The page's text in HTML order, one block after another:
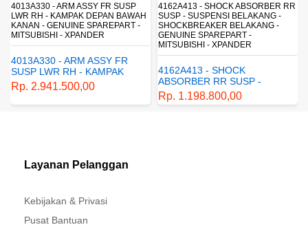
4013A330 - ARM ASSY FR SUSP
LWR RH - KAMPAK DEPAN BAWAH
KANAN - GENUINE SPAREPART -
MITSUBISHI - XPANDER
4013A330 - ARM ASSY FR
SUSP LWR RH - KAMPAK
DEPAN BAWAH KANAN -
GENUINE SPAREPART -
MITSUBISHI - XPANDER
Rp. 2.941.500,00
4162A413 - SHOCK ABSORBER RR
SUSP - SUSPENSI BELAKANG -
SHOCKBREAKER BELAKANG -
GENUINE SPAREPART -
MITSUBISHI - XPANDER
4162A413 - SHOCK
ABSORBER RR SUSP -
SUSPENSI BELAKANG -
SHOCKBREAKER BELAKANG
Rp. 1.198.800,00
Layanan Pelanggan
Kebijakan & Privasi
Pusat Bantuan